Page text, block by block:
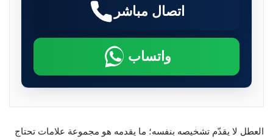
اتصال مباشر
واتساب
العطل لا يقدّم تشخيصه بنفسه؛ ما يقدمه هو مجموعة علامات تحتاج